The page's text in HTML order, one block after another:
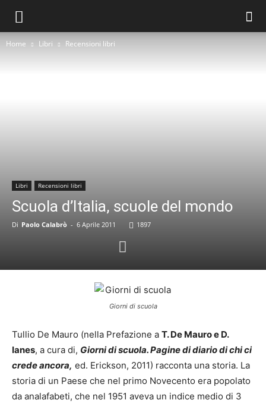
Home Libri Recensioni libri
Libri Recensioni libri
Scuola d’Italia, scuole del mondo
Di Paolo Calabrò - 6 Aprile 2011 1897
Giorni di scuola
Tullio De Mauro (nella Prefazione a T. De Mauro e D.
Ianes, a cura di, Giorni di scuola. Pagine di diario di chi ci
crede ancora, ed. Erickson, 2011) racconta una storia. La
storia di un Paese che nel primo Novecento era popolato
da analafabeti, che nel 1951 aveva un indice medio di 3